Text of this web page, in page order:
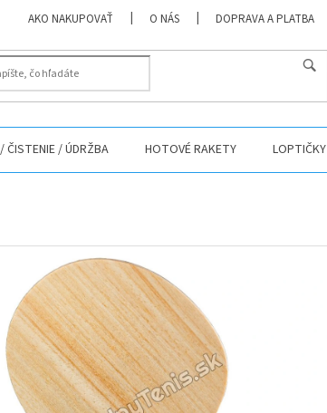
AKO NAKUPOVAŤ O NÁS DOPRAVA A PLATBA
ČISTENIE / ÚDRŽBA HOTOVÉ RAKETY LOPTIČKY